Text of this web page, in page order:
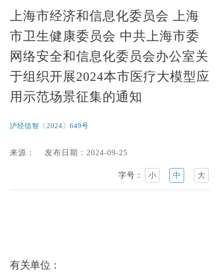
上海市经济和信息化委员会 上海
市卫生健康委员会 中共上海市委
网络安全和信息化委员会办公室关
于组织开展2024本市医疗大模型应
用示范场景征集的通知
沪经信智〔2024〕649号
来源： 发布日期：2024-09-25
字号：小 中 大
有关单位：